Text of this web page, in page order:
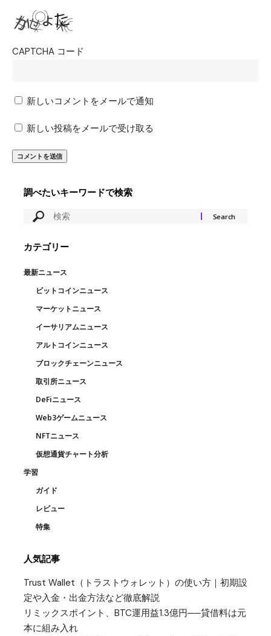
CAPTCHA コード
新しいコメントをメールで通知
新しい投稿をメールで受け取る
調べたいキーワードで検索
カテゴリー
最新ニュース
ビットコインニュース
マーケットニュース
イーサリアムニュース
アルトコインニュース
ブロックチェーンニュース
取引所ニュース
DeFiニュース
Web3ゲームニュース
NFTニュース
仮想通貨チャート分析
学習
ガイド
レビュー
特集
人気記事
Trust Wallet（トラストウォレット）の使い方｜初期設
定や入金・出金方法など徹底解説
リミックスポイント、BTC運用益1.3億円──貸借料は元
本に組み入れ